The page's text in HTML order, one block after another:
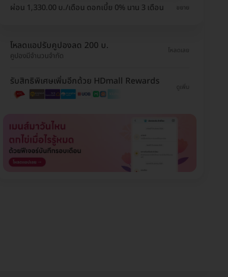
ผ่อน 1,330.00 บ./เดือน ดอกเบี้ย 0% นาน 3 เดือน ขยาย
โหลดแอปรับคูปองลด 200 บ.
คูปองมีจำนวนจำกัด
โหลดเลย
รับสิทธิพิเศษเพิ่มอีกด้วย HDmall Rewards
ดูเพิ่ม